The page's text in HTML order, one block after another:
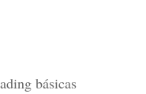
básicas